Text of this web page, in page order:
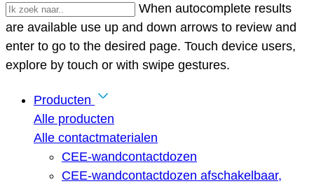
When autocomplete results
are available use up and down arrows to review and
enter to go to the desired page. Touch device users,
explore by touch or with swipe gestures.
Producten
Alle producten
Alle contactmaterialen
CEE-wandcontactdozen
CEE-wandcontactdozen afschakelbaar,